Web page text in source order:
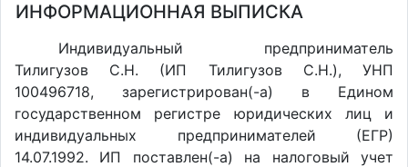
ИНФОРМАЦИОННАЯ ВЫПИСКА
Индивидуальный предприниматель
Тилигузов С.Н. (ИП Тилигузов С.Н.), УНП
100496718, зарегистрирован(-а) в Едином
государственном регистре юридических лиц и
индивидуальных предпринимателей (ЕГР)
14.07.1992. ИП поставлен(-a) на налоговый учет